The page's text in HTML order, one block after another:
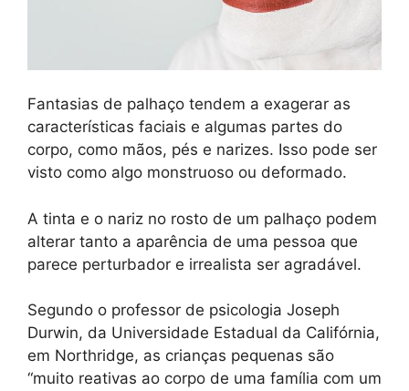
Fantasias de palhaço tendem a exagerar as
características faciais e algumas partes do
corpo, como mãos, pés e narizes. Isso pode ser
visto como algo monstruoso ou deformado.
A tinta e o nariz no rosto de um palhaço podem
alterar tanto a aparência de uma pessoa que
parece perturbador e irrealista ser agradável.
Segundo o professor de psicologia Joseph
Durwin, da Universidade Estadual da Califórnia,
em Northridge, as crianças pequenas são
“muito reativas ao corpo de uma família com um